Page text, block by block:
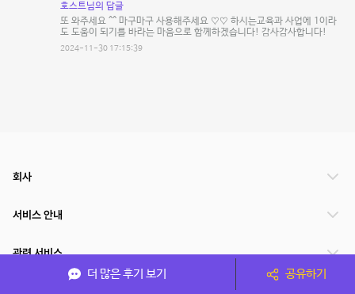
호스트님의 답글
또 와주세요 ^^ 마구마구 사용해주세요 ♡♡ 하시는교육과 사업에 1이라
도 도움이 되기를 바라는 마음으로 함께하겠습니다! 감사감사합니다!
2024-11-30 17:15:39
더 많은 후기 보기 공유하기
회사
서비스 안내
관련 서비스